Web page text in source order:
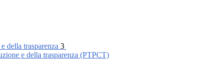
della trasparenza 3
e della trasparenza (PTPCT)